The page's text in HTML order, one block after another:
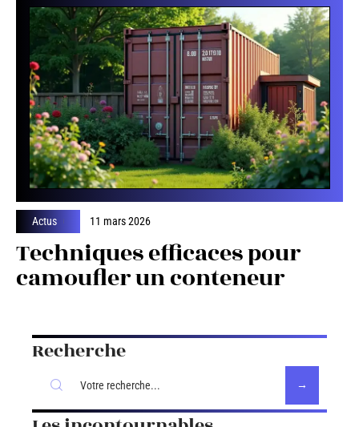
Actus 11 mars 2026
Techniques efficaces pour
camoufler un conteneur
Recherche